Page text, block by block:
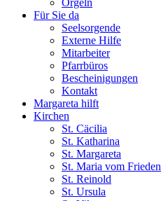
Orgeln
Für Sie da
Seelsorgende
Externe Hilfe
Mitarbeiter
Pfarrbüros
Bescheinigungen
Kontakt
Margareta hilft
Kirchen
St. Cäcilia
St. Katharina
St. Margareta
St. Maria vom Frieden
St. Reinold
St. Ursula